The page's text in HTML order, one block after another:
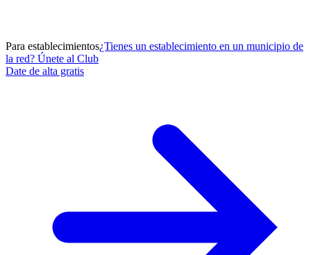
Para establecimientos¿Tienes un establecimiento en un municipio de
la red? Únete al Club
Date de alta gratis